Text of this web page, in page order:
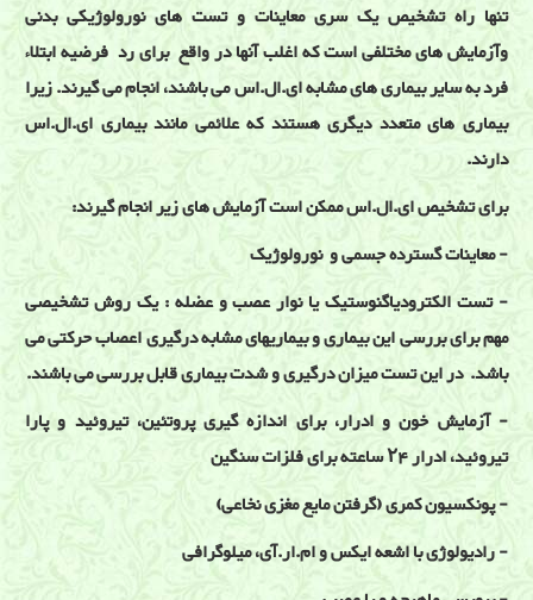
تنها راه تشخیص یک سری معاینات و تست های نورولوژیکی بدنی
وآزمایش های مختلفی است که اغلب آنها در واقع برای رد فرضیه ابتلاء
فرد به سایر بیماری های مشابه ای.ال.اس می باشند، انجام می گیرند. زیرا
بیماری های متعدد دیگری هستند که علائمی مانند بیماری ای.ال.اس
دارند.
برای تشخیص ای.ال.اس ممکن است آزمایش های زیر انجام گیرند:
- معاینات گسترده جسمی و نورولوژیک
- تست الکترودیاگنوستیک یا نوار عصب و عضله : یک روش تشخیصی
مهم برای بررسی این بیماری و بیماریهای مشابه درگیری اعصاب حرکتی می
باشد. در این تست میزان درگیری و شدت بیماری قابل بررسی می باشند.
- آزمایش خون و ادرار، برای اندازه گیری پروتئین، تیروئید و پارا
تیروئید، ادرار ۲۴ ساعته برای فلزات سنگین
- پونکسیون کمری (گرفتن مایع مغزی نخاعی)
- رادیولوژی با اشعه ایکس و ام.ار.آی، میلوگرافی